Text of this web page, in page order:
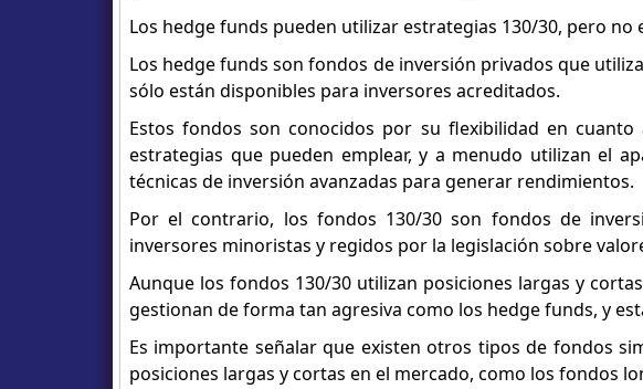
Los hedge funds pueden utilizar estrategias 130/30, pero no
Los hedge funds son fondos de inversión privados que
sólo están disponibles para inversores acreditados.
Estos fondos son conocidos por su flexibilidad en
estrategias que pueden emplear, y a menudo utilizan el
técnicas de inversión avanzadas para generar rendimientos.
Por el contrario, los fondos 130/30 son fondos de
inversores minoristas y regidos por la legislación sobre
Aunque los fondos 130/30 utilizan posiciones largas y
gestionan de forma tan agresiva como los hedge funds, y
Es importante señalar que existen otros tipos de fondos
posiciones largas y cortas en el mercado, como los fondos